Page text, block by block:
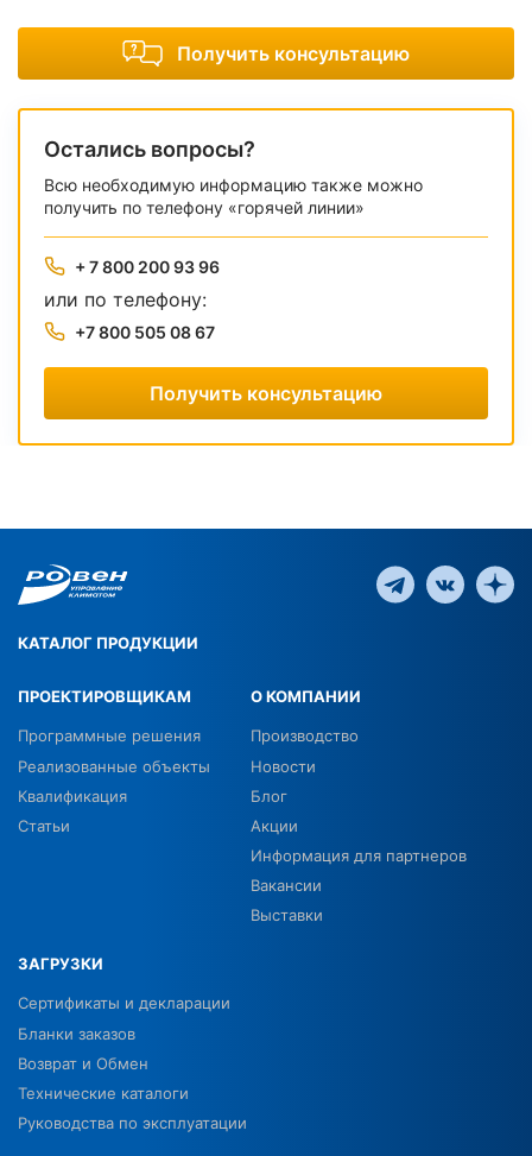
Получить консультацию
Остались вопросы?
Всю необходимую информацию также можно
получить по телефону «горячей линии»
+ 7 800 200 93 96
или по телефону:
+7 800 505 08 67
Получить консультацию
КАТАЛОГ ПРОДУКЦИИ
ПРОЕКТИРОВЩИКАМ
Программные решения
Реализованные объекты
Квалификация
Статьи
О КОМПАНИИ
Производство
Новости
Блог
Акции
Информация для партнеров
Вакансии
Выставки
ЗАГРУЗКИ
Сертификаты и декларации
Бланки заказов
Возврат и Обмен
Технические каталоги
Руководства по эксплуатации